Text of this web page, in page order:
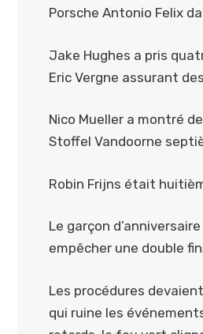
Porsche Antonio Felix
Jake Hughes a pris
Eric Vergne assurant
Nico Mueller a montré
Stoffel Vandoorne
Robin Frijns était
Le garçon
empêcher une double
Les procédures
qui ruine les